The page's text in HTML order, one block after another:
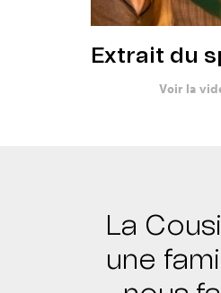
Extrait du
Voir la
La
une